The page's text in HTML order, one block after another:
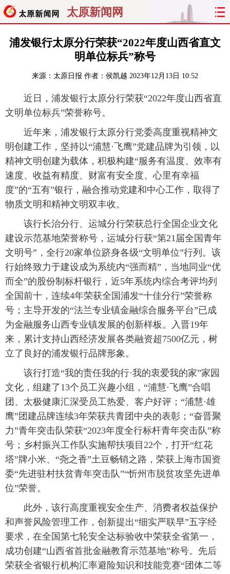
太原新闻网
首页 聚焦 太原 山西
关注 文明
旅游 理财
看天下 晋月读 最太原 网罗民生
太原日报 太原晚报 热评
浦发银行太原分行荣获“2022年度山西省直文
明单位标兵”称号
来源： 太原日报 作者：侯凯越 2023年12月13日 10:52
近日，浦发银行太原分行荣获“2022年度山西省直
文明单位标兵”荣誉称号。
近年来，浦发银行太原分行党委高度重视精神文
明创建工作，坚持以“浦慧·飞鹰”党建品牌为引领，以
精神文明创建为载体，积极构建“服务有温度、效率有
速度、收益有精度、财富有安全度、心里有幸福
度”的“五有”银行，融合推动党建和中心工作，取得了
物质文明和精神文明双丰收。
该行长治分行、运城分行荣获总行全国企业文化
建设示范基地荣誉称号，运城分行获“第21届全国青年
文明号”，全行20家单位跻身各级“文明单位”行列。该
行始终致力于建设成为系统内“强而精”，当地同业“优
而全”的股份制标杆银行，近5年系统内综合考评均列
全国前十，连续4年荣获全国浦发“十佳分行”荣誉称
号；主导开发的“法兰专业镇金融综合服务平台”已成
为金融服务山西专业镇发展的创新样板。入晋19年
来，累计支持山西经济发展各类融资超7500亿元，树
立了良好的浦发银行品牌形象。
该行打造“我的责任我的行·我的衷爱我的家”家园
文化，组建了13个员工兴趣小组，“浦慧·飞鹰”合唱
团、太极健康汇深受员工热爱、客户好评；“浦慧·雄
鹰”团建品牌连续3年荣获共青团中央的表彰；“奋晋聚
力”青年突击队荣获“2023年度全行标杆青年突击队”称
号；乡村振兴工作队实施帮扶项目22个，打开“红花
塔”牌小米、“尧之香”土豆畅销之路，荣获上海市国资
委“先进驻村扶贫青年突击队”“忻州市脱贫攻坚先进单
位”荣誉。
此外，该行高度重视安全生产、消费者权益保护
和声誉风险管理工作，创新提出“细实严联早”五字经
要求，在全国第七轮安全达标验收中荣获全省第一，
成功创建“山西省首批金融教育示范基地”称号。先后
荣获全省银行机构汇率避险知识和技能竞赛“团体二等